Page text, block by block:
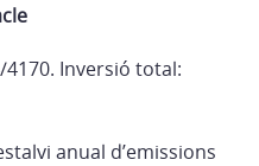
Inversió total:
anual d’emissions